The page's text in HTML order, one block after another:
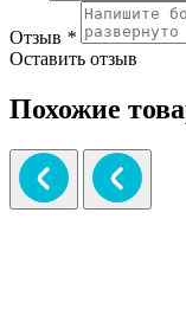
Отзыв *
Оставить отзыв
Похожие